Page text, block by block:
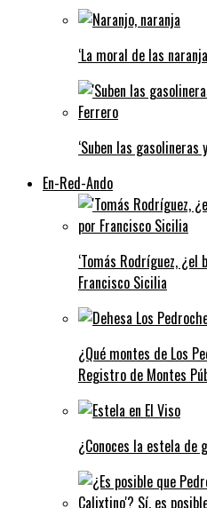
‘La moral de las
‘Suben las
En-Red-Ando
‘Tomás Rodríguez, ¿el
Francisco Sicilia
¿Qué montes de Los
Registro de Montes
¿Conoces la estela de